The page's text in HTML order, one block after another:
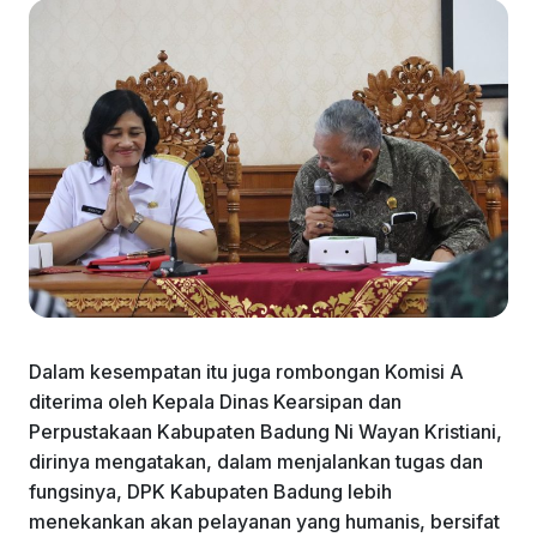
Dalam kesempatan itu juga rombongan Komisi A
diterima oleh Kepala Dinas Kearsipan dan
Perpustakaan Kabupaten Badung Ni Wayan Kristiani,
dirinya mengatakan, dalam menjalankan tugas dan
fungsinya, DPK Kabupaten Badung lebih
menekankan akan pelayanan yang humanis, bersifat